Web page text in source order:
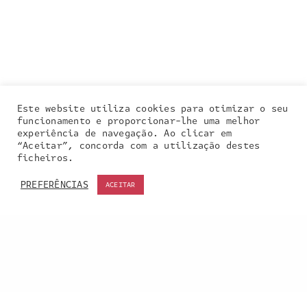
Este website utiliza cookies para otimizar o seu
funcionamento e proporcionar-lhe uma melhor
experiência de navegação. Ao clicar em
“Aceitar”, concorda com a utilização destes
ficheiros.
PREFERÊNCIAS
ACEITAR
Our site uses cookies. Learn more about our use of
cookies:cookie policy
ACCEPT